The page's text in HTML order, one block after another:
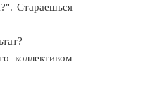
Стараешься
коллективом